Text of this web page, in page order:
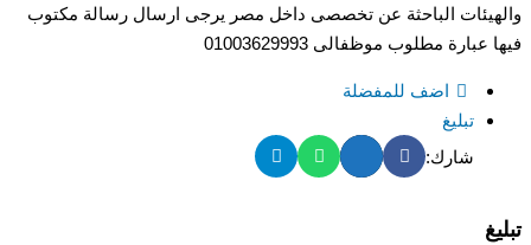
والهيئات الباحثة عن تخصصى داخل مصر يرجى ارسال رسالة مكتوب
فيها عبارة مطلوب موظفالى 01003629993
اضف للمفضلة
تبليغ
شارك:
تبليغ